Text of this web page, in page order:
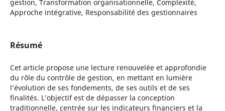
gestion, Transformation organisationnelle, Complexité,
Approche intégrative, Responsabilité des gestionnaires
Résumé
Cet article propose une lecture renouvelée et approfondie
du rôle du contrôle de gestion, en mettant en lumière
l’évolution de ses fondements, de ses outils et de ses
finalités. L’objectif est de dépasser la conception
traditionnelle, centrée sur les indicateurs financiers et la